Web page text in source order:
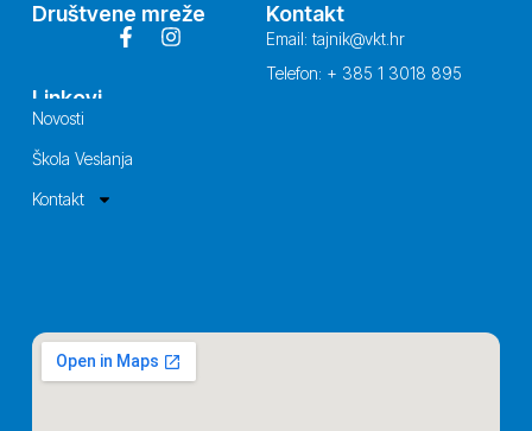
Društvene mreže Kontakt
Email: tajnik@vkt.hr
Telefon: + 385 1 3018 895
Linkovi
Novosti
Škola Veslanja
Kontakt